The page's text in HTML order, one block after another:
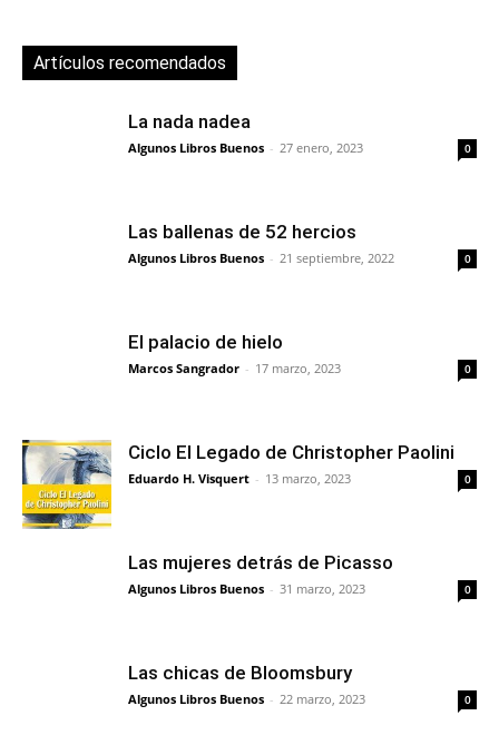
Artículos recomendados
La nada nadea
Algunos Libros Buenos - 27 enero, 2023 0
Las ballenas de 52 hercios
Algunos Libros Buenos - 21 septiembre, 2022 0
El palacio de hielo
Marcos Sangrador - 17 marzo, 2023 0
Ciclo El Legado de Christopher Paolini
Eduardo H. Visquert - 13 marzo, 2023 0
Las mujeres detrás de Picasso
Algunos Libros Buenos - 31 marzo, 2023 0
Las chicas de Bloomsbury
Algunos Libros Buenos - 22 marzo, 2023 0